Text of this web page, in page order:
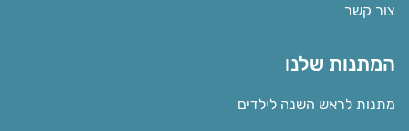
צור קשר
המתנות שלנו
מתנות לראש השנה לילדים